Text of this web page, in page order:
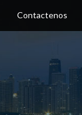
Contactenos